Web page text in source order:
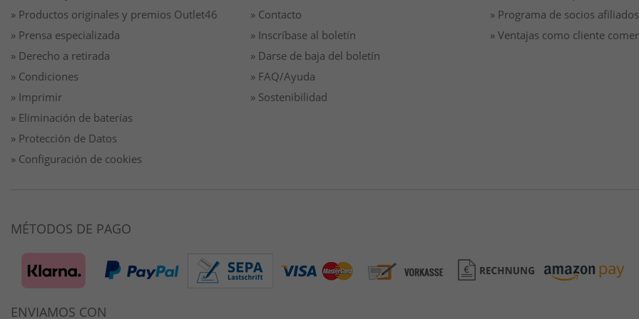
» Productos originales y premios Outlet46
» Prensa especializada
» Derecho a retirada
» Condiciones
» Imprimir
» Eliminación de baterías
» Protección de Datos
» Configuración de cookies
» Contacto
» Inscríbase al boletín
» Darse de baja del boletín
» FAQ/Ayuda
» Sostenibilidad
» Programa de socios afiliados
» Ventajas como cliente
MÉTODOS DE PAGO
ENVIAMOS CON